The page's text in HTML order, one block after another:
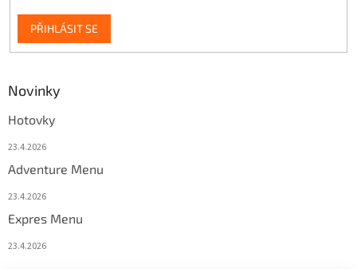
PŘIHLÁSIT SE
Novinky
Hotovky
23.4.2026
Adventure Menu
23.4.2026
Expres Menu
23.4.2026